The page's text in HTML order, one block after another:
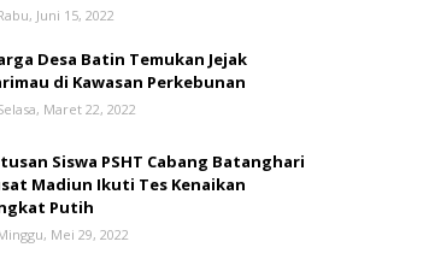
Juni 15, 2022
Desa Batin Temukan Jejak
di Kawasan Perkebunan
Maret 22, 2022
Siswa PSHT Cabang Batanghari
Madiun Ikuti Tes Kenaikan
Putih
Mei 29, 2022